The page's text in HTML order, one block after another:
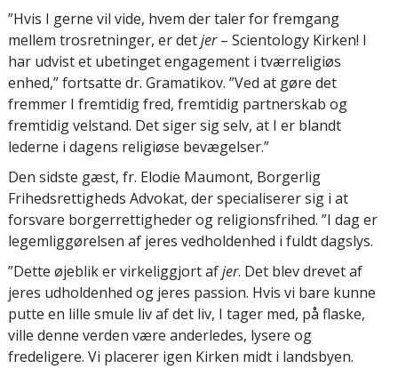
”Hvis I gerne vil vide, hvem der taler for fremgang
mellem trosretninger, er detjer– Scientology Kirken! I
har udvist et ubetinget engagement i tværreligiøs
enhed,” fortsatte dr. Gramatikov. ”Ved at gøre det
fremmer I fremtidig fred, fremtidig partnerskab og
fremtidig velstand. Det siger sig selv, at I er blandt
lederne i dagens religiøse bevægelser.”
Den sidste gæst, fr. Elodie Maumont, Borgerlig
Frihedsrettigheds Advokat, der specialiserer sig i at
forsvare borgerrettigheder og religionsfrihed. ”I dag er
legemliggørelsen af jeres vedholdenhed i fuldt dagslys.
”Dette øjeblik er virkeliggjort afjer. Det blev drevet af
jeres udholdenhed og jeres passion. Hvis vi bare kunne
putte en lille smule liv af det liv, I tager med, på flaske,
ville denne verden være anderledes, lysere og
fredeligere. Vi placerer igen Kirken midt i landsbyen.